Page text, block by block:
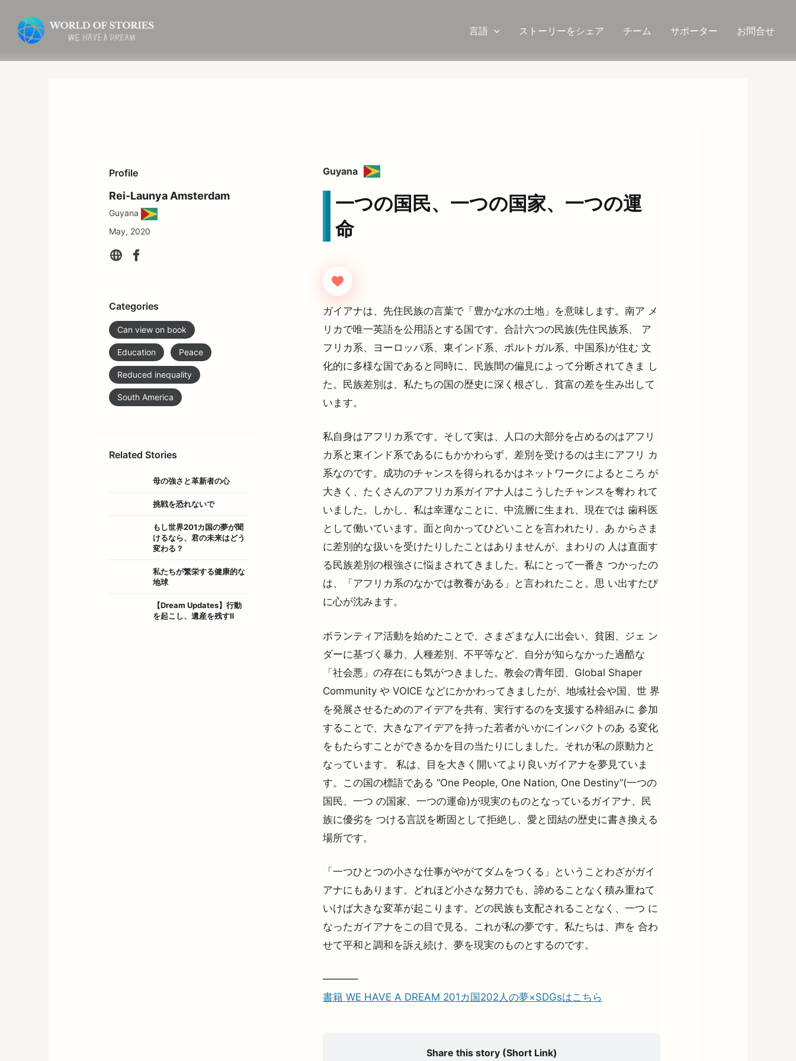
言語 ストーリーをシェア チーム サポーター お問合せ
Profile
Rei-Launya Amsterdam
Guyana
May, 2020
Categories
Can view on book
Education Peace
Reduced inequality
South America
Related Stories
母の強さと革新者の心
挑戦を恐れないで
もし世界201カ国の夢が聞
けるなら、君の未来はどう
変わる？
私たちが繁栄する健康的な
地球
【Dream Updates】行動
を起こし、遺産を残すⅡ
Guyana
一つの国民、一つの国家、一つの運
命
ガイアナは、先住民族の言葉で「豊かな水の土地」を意味します。南ア メ
リカで唯一英語を公用語とする国です。合計六つの民族(先住民族系、 ア
フリカ系、ヨーロッパ系、東インド系、ポルトガル系、中国系)が住む 文
化的に多様な国であると同時に、民族間の偏見によって分断されてきま し
た。民族差別は、私たちの国の歴史に深く根ざし、貧富の差を生み出して
います。
私自身はアフリカ系です。そして実は、人口の大部分を占めるのはアフリ
カ系と東インド系であるにもかかわらず、差別を受けるのは主にアフリ カ
系なのです。成功のチャンスを得られるかはネットワークによるところ が
大きく、たくさんのアフリカ系ガイアナ人はこうしたチャンスを奪わ れて
いました。しかし、私は幸運なことに、中流層に生まれ、現在では 歯科医
として働いています。面と向かってひどいことを言われたり、あ からさま
に差別的な扱いを受けたりしたことはありませんが、まわりの 人は直面す
る民族差別の根強さに悩まされてきました。私にとって一番き つかったの
は、「アフリカ系のなかでは教養がある」と言われたこと。思 い出すたび
に心が沈みます。
ボランティア活動を始めたことで、さまざまな人に出会い、貧困、ジェ ン
ダーに基づく暴力、人種差別、不平等など、自分が知らなかった過酷な
「社会悪」の存在にも気がつきました。教会の青年団、Global Shaper
Community や VOICE などにかかわってきましたが、地域社会や国、世 界
を発展させるためのアイデアを共有、実行するのを支援する枠組みに 参加
することで、大きなアイデアを持った若者がいかにインパクトのあ る変化
をもたらすことができるかを目の当たりにしました。それが私の原動力と
なっています。 私は、目を大きく開いてより良いガイアナを夢見ていま
す。この国の標語である “One People, One Nation, One Destiny”(一つの
国民、一つ の国家、一つの運命)が現実のものとなっているガイアナ、民
族に優劣を つける言説を断固として拒絶し、愛と団結の歴史に書き換える
場所です。
「一つひとつの小さな仕事がやがてダムをつくる」ということわざがガイ
アナにもあります。どれほど小さな努力でも、諦めることなく積み重ねて
いけば大きな変革が起こります。どの民族も支配されることなく、一つ に
なったガイアナをこの目で見る。これが私の夢です。私たちは、声を 合わ
せて平和と調和を訴え続け、夢を現実のものとするのです。
———–
書籍 WE HAVE A DREAM 201カ国202人の夢×SDGsはこちら
Share this story (Short Link)